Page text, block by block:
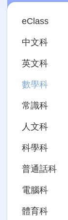
Main
navigation
eClass
中文科
英文科
數學科
常識科
人文科
科學科
普通話科
電腦科
體育科